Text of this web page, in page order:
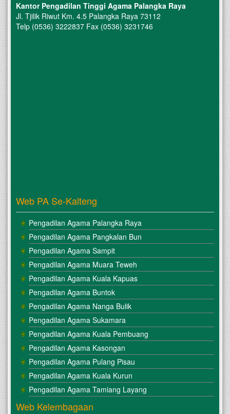
Kantor Pengadilan Tinggi Agama Palangka Raya
Jl. Tjilik Riwut Km. 4.5 Palangka Raya 73112
Telp (0536) 3222837 Fax (0536) 3231746
Web PA Se-Kalteng
Pengadilan Agama Palangka Raya
Pengadilan Agama Pangkalan Bun
Pengadilan Agama Sampit
Pengadilan Agama Muara Teweh
Pengadilan Agama Kuala Kapuas
Pengadilan Agama Buntok
Pengadilan Agama Nanga Bulik
Pengadilan Agama Sukamara
Pengadilan Agama Kuala Pembuang
Pengadilan Agama Kasongan
Pengadilan Agama Pulang Pisau
Pengadilan Agama Kuala Kurun
Pengadilan Agama Tamiang Layang
Web Kelembagaan